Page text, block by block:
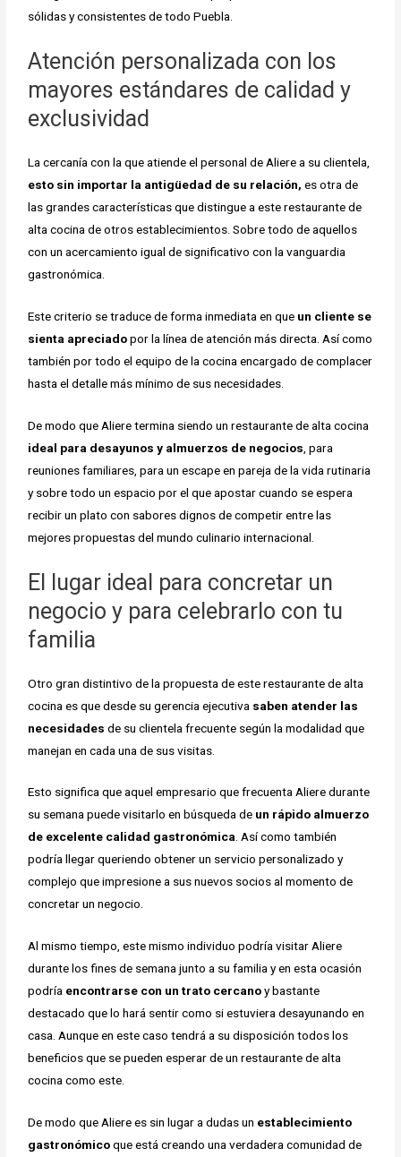
sólidas y consistentes de todo Puebla.
Atención personalizada con los
mayores estándares de calidad y
exclusividad
La cercanía con la que atiende el personal de Aliere a su clientela,
esto sin importar la antigüedad de su relación, es otra de
las grandes características que distingue a este restaurante de
alta cocina de otros establecimientos. Sobre todo de aquellos
con un acercamiento igual de significativo con la vanguardia
gastronómica.
Este criterio se traduce de forma inmediata en que un cliente se
sienta apreciadopor la línea de atención más directa. Así como
también por todo el equipo de la cocina encargado de complacer
hasta el detalle más mínimo de sus necesidades.
De modo que Aliere termina siendo un restaurante de alta cocina
ideal para desayunos y almuerzos de negocios , para
reuniones familiares, para un escape en pareja de la vida rutinaria
y sobre todo un espacio por el que apostar cuando se espera
recibir un plato con sabores dignos de competir entre las
mejores propuestas del mundo culinario internacional.
El lugar ideal para concretar un
negocio y para celebrarlo con tu
familia
Otro gran distintivo de la propuesta de este restaurante de alta
cocina es que desde su gerencia ejecutiva saben atender las
necesidades de su clientela frecuente según la modalidad que
manejan en cada una de sus visitas.
Esto significa que aquel empresario que frecuenta Aliere durante
su semana puede visitarlo en búsqueda de un rápido almuerzo
de excelente calidad gastronómica. Así como también
podría llegar queriendo obtener un servicio personalizado y
complejo que impresione a sus nuevos socios al momento de
concretar un negocio.
Al mismo tiempo, este mismo individuo podría visitar Aliere
durante los fines de semana junto a su familia y en esta ocasión
podría encontrarse con un trato cercanoy bastante
destacado que lo hará sentir como si estuviera desayunando en
casa. Aunque en este caso tendrá a su disposición todos los
beneficios que se pueden esperar de un restaurante de alta
cocina como este.
De modo que Aliere es sin lugar a dudas un establecimiento
gastronómicoque está creando una verdadera comunidad de